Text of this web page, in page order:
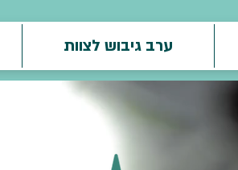
ערב גיבוש לצוות